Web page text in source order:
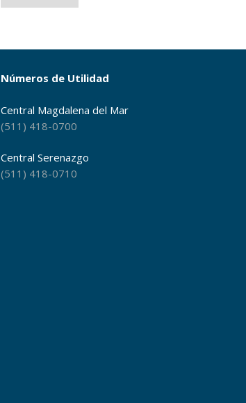
Números de Utilidad
Central Magdalena del Mar
(511) 418-0700
Central Serenazgo
(511) 418-0710